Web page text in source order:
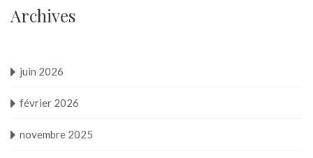
Archives
juin 2026
février 2026
novembre 2025